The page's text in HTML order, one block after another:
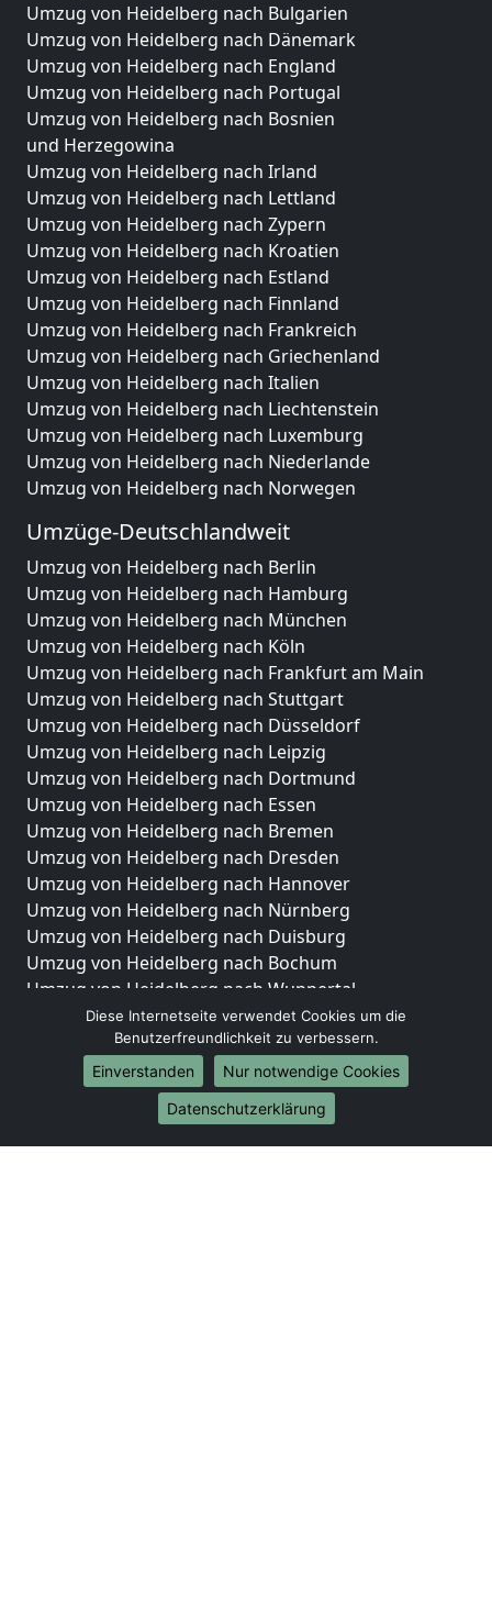
Umzug von Heidelberg nach Bulgarien
Umzug von Heidelberg nach Dänemark
Umzug von Heidelberg nach England
Umzug von Heidelberg nach Portugal
Umzug von Heidelberg nach Bosnien
und Herzegowina
Umzug von Heidelberg nach Irland
Umzug von Heidelberg nach Lettland
Umzug von Heidelberg nach Zypern
Umzug von Heidelberg nach Kroatien
Umzug von Heidelberg nach Estland
Umzug von Heidelberg nach Finnland
Umzug von Heidelberg nach Frankreich
Umzug von Heidelberg nach Griechenland
Umzug von Heidelberg nach Italien
Umzug von Heidelberg nach Liechtenstein
Umzug von Heidelberg nach Luxemburg
Umzug von Heidelberg nach Niederlande
Umzug von Heidelberg nach Norwegen
Umzüge-Deutschlandweit
Umzug von Heidelberg nach Berlin
Umzug von Heidelberg nach Hamburg
Umzug von Heidelberg nach München
Umzug von Heidelberg nach Köln
Umzug von Heidelberg nach Frankfurt am Main
Umzug von Heidelberg nach Stuttgart
Umzug von Heidelberg nach Düsseldorf
Umzug von Heidelberg nach Leipzig
Umzug von Heidelberg nach Dortmund
Umzug von Heidelberg nach Essen
Umzug von Heidelberg nach Bremen
Umzug von Heidelberg nach Dresden
Umzug von Heidelberg nach Hannover
Umzug von Heidelberg nach Nürnberg
Umzug von Heidelberg nach Duisburg
Umzug von Heidelberg nach Bochum
Umzug von Heidelberg nach Wuppertal
Umzug von Heidelberg nach Bielefeld
Umzug von Heidelberg nach Bonn
Umzug von Heidelberg nach Münster
Internationale-Umzüge
Umzug von Heidelberg nach Brasilien
Diese Internetseite verwendet Cookies um die
Benutzerfreundlichkeit zu verbessern.
Einverstanden
Nur notwendige Cookies
Datenschutzerklärung